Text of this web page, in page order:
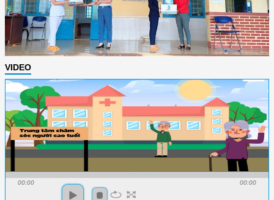
VIDEO
00:00 00:00